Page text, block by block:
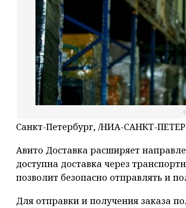
Санкт-Петербург, /НИА-САНКТ-
Авито Доставка расширяет
доступна доставка через
позволит безопасно отправлять и
Для отправки и получения заказа